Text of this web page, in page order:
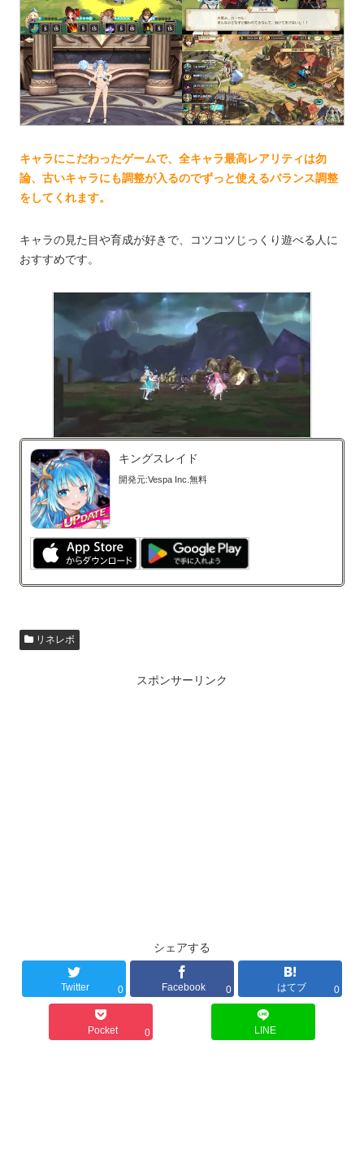
キャラにこだわったゲームで、全キャラ最高レアリティは勿
論、古いキャラにも調整が入るのでずっと使えるバランス調整
をしてくれます。
キャラの見た目や育成が好きで、コツコツじっくり遊べる人に
おすすめです。
キングスレイド
開発元:Vespa Inc.無料
リネレボ
スポンサーリンク
シェアする
Twitter 0 Facebook 0 はてブ 0
Pocket 0 LINE